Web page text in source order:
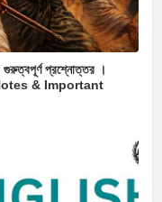
গুরুত্বপূর্ণ প্রশ্নোত্তর ।
& Important